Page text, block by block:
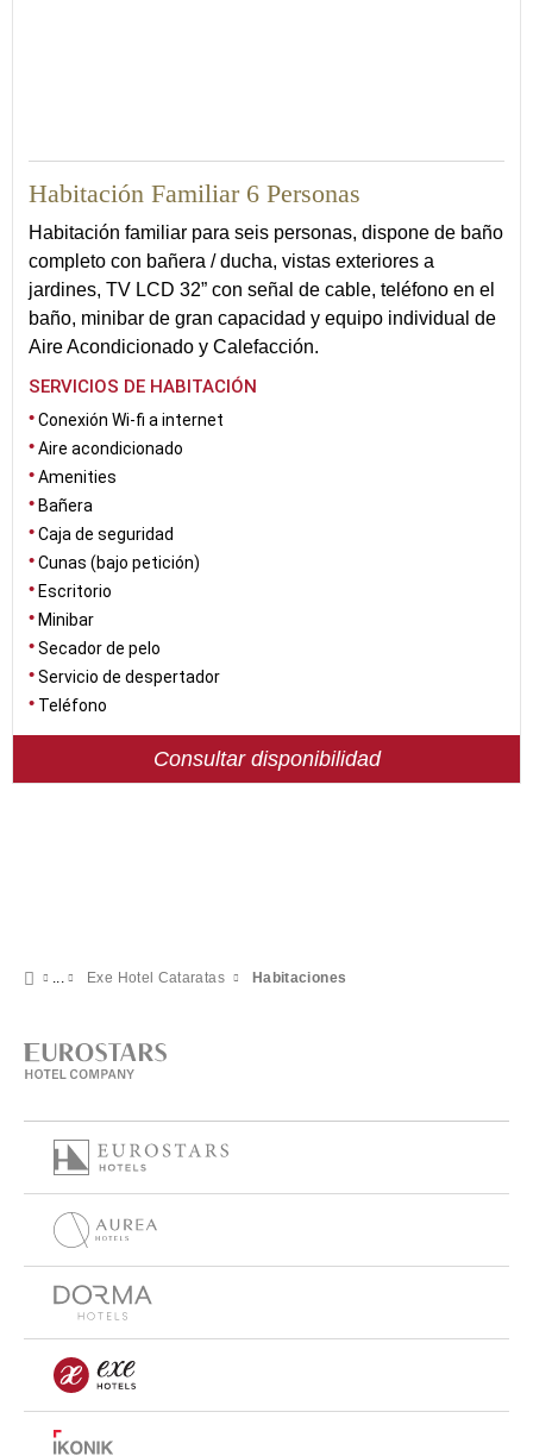
Habitación Familiar 6 Personas
Habitación familiar para seis personas, dispone de baño
completo con bañera / ducha, vistas exteriores a
jardines, TV LCD 32” con señal de cable, teléfono en el
baño, minibar de gran capacidad y equipo individual de
Aire Acondicionado y Calefacción.
SERVICIOS DE HABITACIÓN
Conexión Wi-fi a internet
Aire acondicionado
Amenities
Bañera
Caja de seguridad
Cunas (bajo petición)
Escritorio
Minibar
Secador de pelo
Servicio de despertador
Teléfono
Consultar disponibilidad
Exe Hotel Cataratas Habitaciones